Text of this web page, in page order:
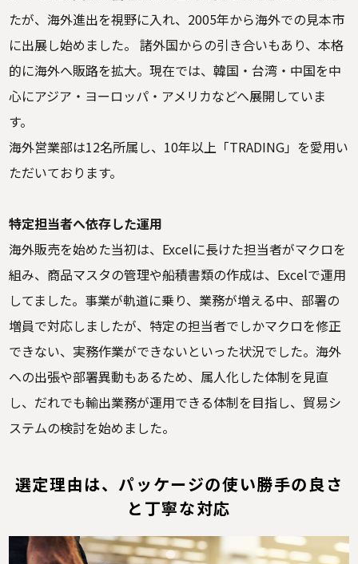
たが、海外進出を視野に入れ、2005年から海外での見本市
に出展し始めました。 諸外国からの引き合いもあり、本格
的に海外へ販路を拡大。現在では、韓国・台湾・中国を中
心にアジア・ヨーロッパ・アメリカなどへ展開していま
す。
海外営業部は12名所属し、10年以上「TRADING」を愛用い
ただいております。
特定担当者へ依存した運用
海外販売を始めた当初は、Excelに長けた担当者がマクロを
組み、商品マスタの管理や船積書類の作成は、Excelで運用
してました。事業が軌道に乗り、業務が増える中、部署の
増員で対応しましたが、特定の担当者でしかマクロを修正
できない、実務作業ができないといった状況でした。海外
への出張や部署異動もあるため、属人化した体制を見直
し、だれでも輸出業務が運用できる体制を目指し、貿易シ
ステムの検討を始めました。
選定理由は、パッケージの使い勝手の良さ
と丁寧な対応